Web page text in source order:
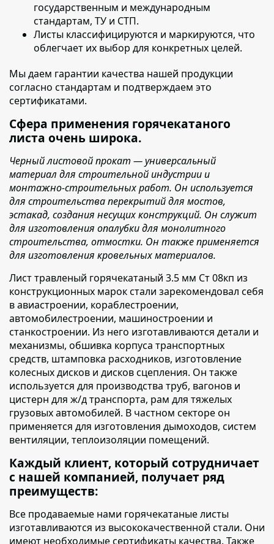
государственным и международным
стандартам, ТУ и СТП.
Листы классифицируются и маркируются, что
облегчает их выбор для конкретных целей.
Мы даем гарантии качества нашей продукции
согласно стандартам и подтверждаем это
сертификатами.
Сфера применения горячекатаного
листа очень широка.
Черный листовой прокат — универсальный
материал для строительной индустрии и
монтажно-строительных работ. Он используется
для строительства перекрытий для мостов,
эстакад, создания несущих конструкций. Он служит
для изготовления опалубки для монолитного
строительства, отмостки. Он также применяется
для изготовления кровельных материалов.
Лист травленый горячекатаный 3.5 мм Ст 08кп из
конструкционных марок стали зарекомендовал себя
в авиастроении, кораблестроении,
автомобилестроении, машиностроении и
станкостроении. Из него изготавливаются детали и
механизмы, обшивка корпуса транспортных
средств, штамповка расходников, изготовление
колесных дисков и дисков сцепления. Он также
используется для производства труб, вагонов и
цистерн для ж/д транспорта, рам для тяжелых
грузовых автомобилей. В частном секторе он
применяется для изготовления дымоходов, систем
вентиляции, теплоизоляции помещений.
Каждый клиент, который сотрудничает
с нашей компанией, получает ряд
преимуществ:
Все продаваемые нами горячекатаные листы
изготавливаются из высококачественной стали. Они
имеют необходимые сертификаты качества. Также